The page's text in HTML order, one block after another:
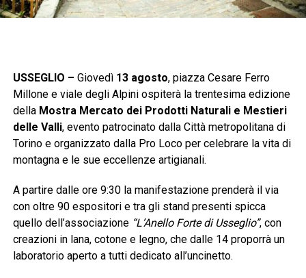
USSEGLIO – Giovedì 13 agosto, piazza Cesare Ferro
Millone e viale degli Alpini ospiterà la trentesima edizione
della Mostra Mercato dei Prodotti Naturali e Mestieri
delle Valli, evento patrocinato dalla Città metropolitana di
Torino e organizzato dalla Pro Loco per celebrare la vita di
montagna e le sue eccellenze artigianali.
A partire dalle ore 9:30 la manifestazione prenderà il via
con oltre 90 espositori e tra gli stand presenti spicca
quello dell’associazione “L’Anello Forte di Usseglio”, con
creazioni in lana, cotone e legno, che dalle 14 proporrà un
laboratorio aperto a tutti dedicato all’uncinetto.